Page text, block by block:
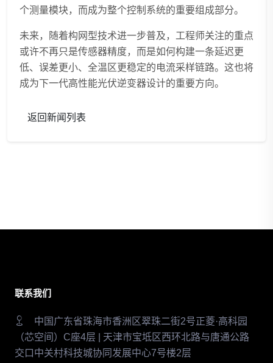
个测量模块，而成为整个控制系统的重要组成部分。
未来，随着构网型技术进一步普及，工程师关注的重点
或许不再只是传感器精度，而是如何构建一条延迟更
低、误差更小、全温区更稳定的电流采样链路。这也将
成为下一代高性能光伏逆变器设计的重要方向。
返回新闻列表
联系我们
中国广东省珠海市香洲区翠珠二街2号正菱·高科园
（芯空间）C座4层 | 天津市宝坻区西环北路与唐通公路
交口中关村科技城协同发展中心7号楼2层